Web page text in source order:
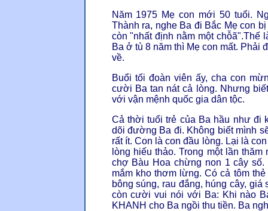
Năm 1975 Mẹ con mới 50 tuổi.
Thành ra, nghe Ba đi Bắc Mẹ con
còn "nhất định nằm một
Ba ở tù 8 năm thì Mẹ con mất.
về.
Buổi tối đoàn viên ấy, cha con
cười Ba tan nát cả lòng. Nhưng
với vận mệnh quốc gia dân tộc.
Cả thời tuổi trẻ của Ba hầu như đi
dõi đường Ba đi. Không biết mình
rất ít. Con là con đầu lòng. Lại là
lòng hiếu thảo. Trong một lần
chợ Bàu Hoa chừng non 1 cây
mắm kho thơm lừng. Có cả tôm
bông súng, rau đắng, húng cây,
còn cười vui nói với Ba: Khi nào
KHANH cho Ba ngồi thu tiền. Ba